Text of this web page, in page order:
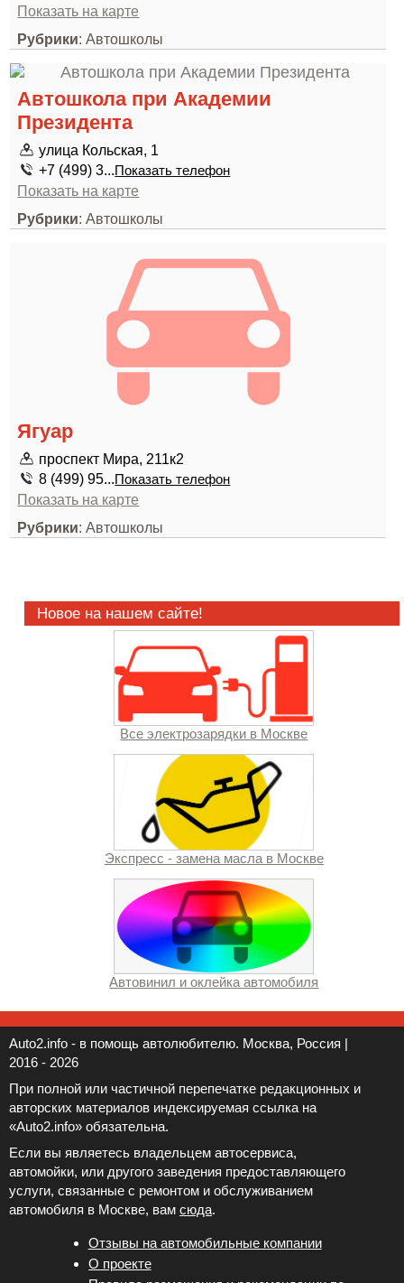
Показать на карте
Рубрики: Автошколы
Автошкола при Академии
Президента
улица Кольская, 1
+7 (499) 3...Показать телефон
Показать на карте
Рубрики: Автошколы
Ягуар
проспект Мира, 211к2
8 (499) 95...Показать телефон
Показать на карте
Рубрики: Автошколы
Новое на нашем сайте!
Все электрозарядки в Москве
Экспресс - замена масла в Москве
Автовинил и оклейка автомобиля
Auto2.info - в помощь автолюбителю. Москва, Россия |
2016 - 2026
При полной или частичной перепечатке редакционных и
авторских материалов индексируемая ссылка на
«Auto2.info» обязательна.
Если вы являетесь владельцем автосервиса,
автомойки, или другого заведения предоставляющего
услуги, связанные с ремонтом и обслуживанием
автомобиля в Москве, вам сюда.
Отзывы на автомобильные компании